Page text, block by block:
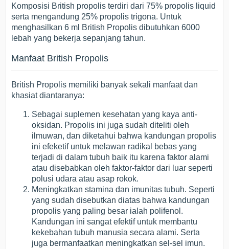
Komposisi British propolis terdiri dari 75% propolis liquid
serta mengandung 25% propolis trigona. Untuk
menghasilkan 6 ml British Propolis dibutuhkan 6000
lebah yang bekerja sepanjang tahun.
Manfaat British Propolis
British Propolis memiliki banyak sekali manfaat dan
khasiat diantaranya:
Sebagai suplemen kesehatan yang kaya anti-
oksidan. Propolis ini juga sudah diteliti oleh
ilmuwan, dan diketahui bahwa kandungan propolis
ini efeketif untuk melawan radikal bebas yang
terjadi di dalam tubuh baik itu karena faktor alami
atau disebabkan oleh faktor-faktor dari luar seperti
polusi udara atau asap rokok.
Meningkatkan stamina dan imunitas tubuh. Seperti
yang sudah disebutkan diatas bahwa kandungan
propolis yang paling besar ialah polifenol.
Kandungan ini sangat efektif untuk membantu
kekebahan tubuh manusia secara alami. Serta
juga bermanfaatkan meningkatkan sel-sel imun.